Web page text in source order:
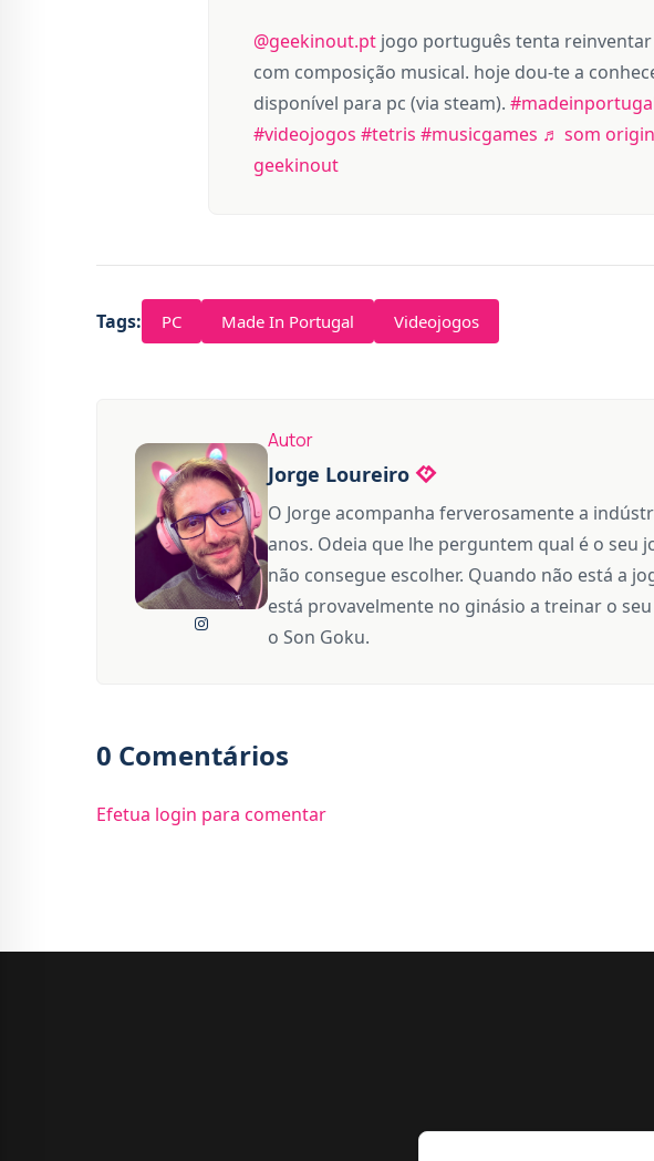
@geekinout.ptjogo português tenta
com composição musical. hoje dou-te a
disponível para pc (via steam).
#videojogos #tetris #musicgames ♬ som
geekinout
Tags: PC Made In Portugal Videojogos
Autor
Jorge Loureiro
O Jorge acompanha ferverosamente a
anos. Odeia que lhe perguntem qual é o seu
não consegue escolher. Quando não está a
está provavelmente no ginásio a treinar o
o Son Goku.
0 Comentários
Efetua login para comentar